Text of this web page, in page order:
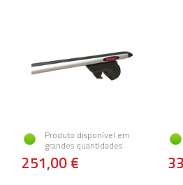
Produto disponível em
grandes quantidades
251,00 €